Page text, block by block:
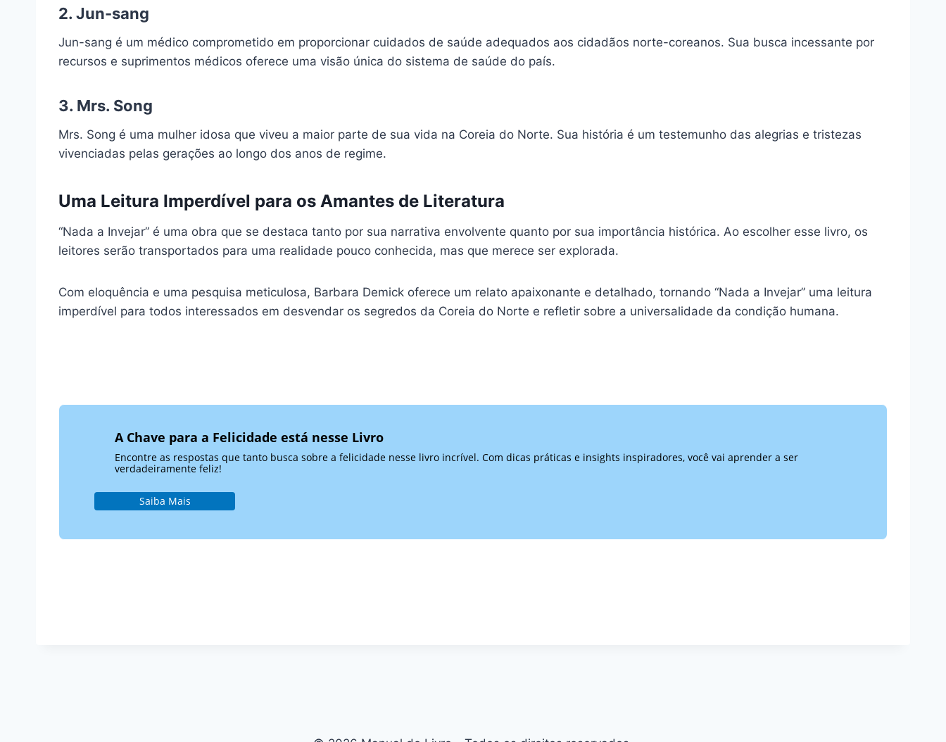
2. Jun-sang
Jun-sang é um médico comprometido em proporcionar cuidados de saúde adequados aos cidadãos norte-coreanos. Sua busca incessante por
recursos e suprimentos médicos oferece uma visão única do sistema de saúde do país.
3. Mrs. Song
Mrs. Song é uma mulher idosa que viveu a maior parte de sua vida na Coreia do Norte. Sua história é um testemunho das alegrias e tristezas
vivenciadas pelas gerações ao longo dos anos de regime.
Uma Leitura Imperdível para os Amantes de Literatura
“Nada a Invejar” é uma obra que se destaca tanto por sua narrativa envolvente quanto por sua importância histórica. Ao escolher esse livro, os
leitores serão transportados para uma realidade pouco conhecida, mas que merece ser explorada.
Com eloquência e uma pesquisa meticulosa, Barbara Demick oferece um relato apaixonante e detalhado, tornando “Nada a Invejar” uma leitura
imperdível para todos interessados em desvendar os segredos da Coreia do Norte e refletir sobre a universalidade da condição humana.
A Chave para a Felicidade está nesse Livro
Encontre as respostas que tanto busca sobre a felicidade nesse livro incrível. Com dicas práticas e insights inspiradores, você vai aprender a ser
verdadeiramente feliz!
Saiba Mais